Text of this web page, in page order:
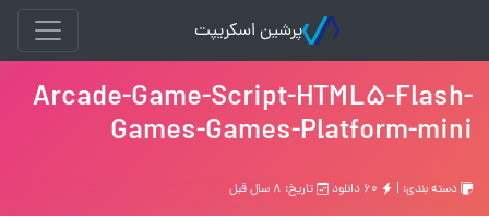
پرشین اسکریپت
Arcade-Game-Script-HTML5-Flash-
Games-Games-Platform-mini
دسته بندی: | تاریخ: ۸ سال قبل